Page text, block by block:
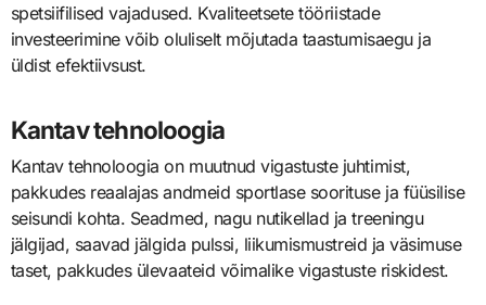
spetsiifilised vajadused. Kvaliteetsete tööriistade
investeerimine võib oluliselt mõjutada taastumisaegu ja
üldist efektiivsust.
Kantav tehnoloogia
Kantav tehnoloogia on muutnud vigastuste juhtimist,
pakkudes reaalajas andmeid sportlase soorituse ja füüsilise
seisundi kohta. Seadmed, nagu nutikellad ja treeningu
jälgijad, saavad jälgida pulssi, liikumismustreid ja väsimuse
taset, pakkudes ülevaateid võimalike vigastuste riskidest.